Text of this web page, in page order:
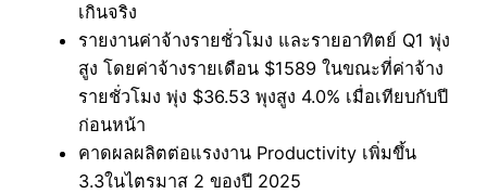
เกินจริง
รายงานค่าจ้างรายชั่วโมง และรายอาทิตย์ Q1 พุ่ง
สูง โดยค่าจ้างรายเดือน $1589 ในขณะที่ค่าจ้าง
รายชั่วโมง พุ่ง $36.53 พุงสูง 4.0% เมื่อเทียบกับปี
ก่อนหน้า
คาดผลผลิตต่อแรงงาน Productivity เพิ่มขึ้น
3.3ในไตรมาส 2 ของปี 2025